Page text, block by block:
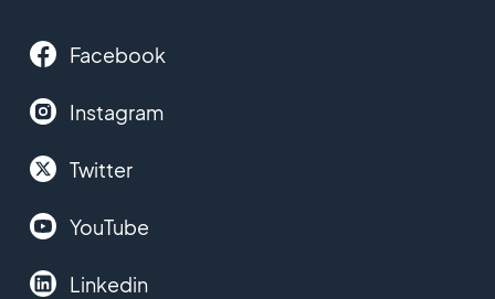
Facebook
Instagram
Twitter
YouTube
Linkedin